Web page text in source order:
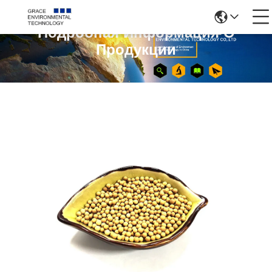
Подробная Информация О
Продукции